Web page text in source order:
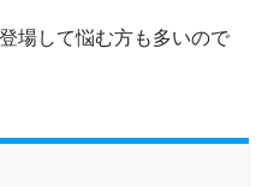
場して悩む方も多いので